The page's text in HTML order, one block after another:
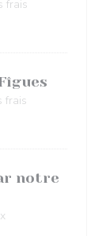
frais
frais
notre